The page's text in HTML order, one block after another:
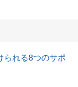
られる8つのサポ